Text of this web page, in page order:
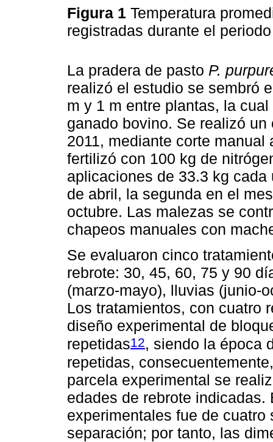
Figura 1 Temperatura
registradas durante el
La pradera de pasto P.
realizó el estudio se sembró
m y 1 m entre plantas, la
ganado bovino. Se realizó
2011, mediante corte
fertilizó con 100 kg de
aplicaciones de 33.3 kg
de abril, la segunda en el
octubre. Las malezas se
chapeos manuales con
Se evaluaron cinco
rebrote: 30, 45, 60, 75 y 90
(marzo-mayo), lluvias (junio-
Los tratamientos, con cuatro
diseño experimental de
repetidas12, siendo la época
repetidas,
parcela experimental se
edades de rebrote
experimentales fue de
separación; por tanto, las